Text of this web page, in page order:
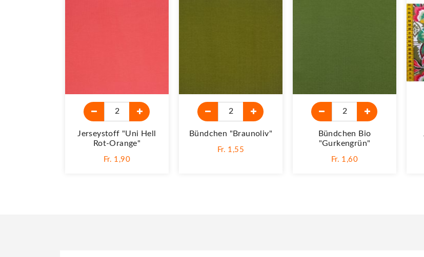
Jerseystoff "Uni Hell
Rot-Orange"
Fr. 1,90
Bündchen "braunoliv"
Fr. 1,55
Bündchen Bio
"Gurkengrün"
Fr. 1,60